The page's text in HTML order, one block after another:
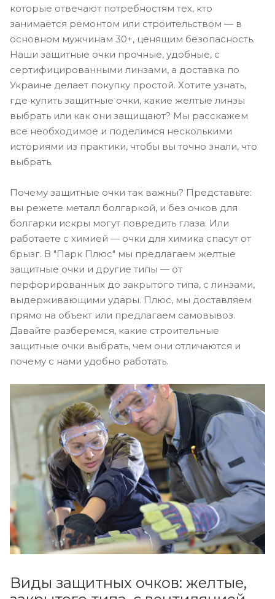
которые отвечают потребностям тех, кто
занимается ремонтом или строительством — в
основном мужчинам 30+, ценящим безопасность.
Наши защитные очки прочные, удобные, с
сертифицированными линзами, а доставка по
Украине делает покупку простой. Хотите узнать,
где купить защитные очки, какие желтые линзы
выбрать или как они защищают? Мы расскажем
все необходимое и поделимся несколькими
историями из практики, чтобы вы точно знали, что
выбрать.
Почему защитные очки так важны? Представьте:
вы режете металл болгаркой, и без очков для
болгарки искры могут повредить глаза. Или
работаете с химией — очки для химика спасут от
брызг. В "Парк Плюс" мы предлагаем желтые
защитные очки и другие типы — от
перфорированных до закрытого типа, с линзами,
выдерживающими удары. Плюс, мы доставляем
прямо на объект или предлагаем самовывоз.
Давайте разберемся, какие строительные
защитные очки выбрать, чем они отличаются и
почему с нами удобно работать.
Виды защитных очков: желтые,